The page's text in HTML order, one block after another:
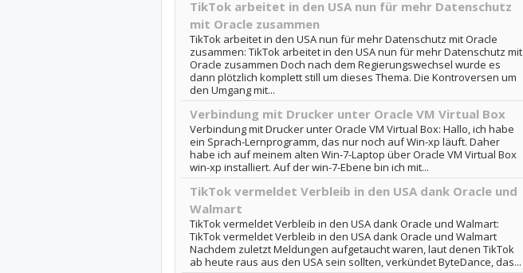
TikTok arbeitet in den USA nun für mehr Datenschutz
mit Oracle zusammen
TikTok arbeitet in den USA nun für mehr Datenschutz mit Oracle
zusammen: TikTok arbeitet in den USA nun für mehr Datenschutz mit
Oracle zusammen Doch nach dem Regierungswechsel wurde es
dann plötzlich komplett still um dieses Thema. Die Kontroversen um
den Umgang mit...
Verbindung mit Drucker unter Oracle VM Virtual Box
Verbindung mit Drucker unter Oracle VM Virtual Box: Hallo, ich habe
ein Sprach-Lernprogramm, das nur noch auf Win-xp läuft. Daher
habe ich auf meinem alten Win-7-Laptop über Oracle VM Virtual Box
win-xp installiert. Auf der win-7-Ebene bin ich mit...
TikTok vermeldet Verbleib in den USA dank Oracle und
Walmart
TikTok vermeldet Verbleib in den USA dank Oracle und Walmart:
TikTok vermeldet Verbleib in den USA dank Oracle und Walmart
Nachdem zuletzt Meldungen aufgetaucht waren, laut denen TikTok
ab heute raus aus den USA sein sollten, verkündet ByteDance, das...